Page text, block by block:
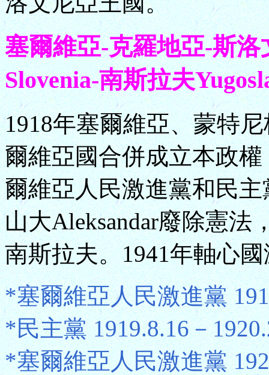
塞爾維亞-克羅地亞-斯
Slovenia-南斯拉夫
1918年塞爾維亞、蒙特
爾維亞國合併成立本政
爾維亞人民激進黨和民
山大Aleksandar廢除憲法
南斯拉夫。1941年軸心
*塞爾維亞人民激進黨
*民主黨 1919.8.16－
*塞爾維亞人民激進黨